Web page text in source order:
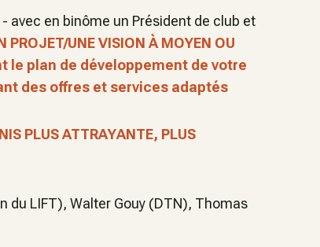
avec en binôme un Président de club et
PROJET/UNE VISION À MOYEN OU
le plan de développement de votre
des offres et services adaptés
PLUS ATTRAYANTE, PLUS
du LIFT), Walter Gouy (DTN), Thomas